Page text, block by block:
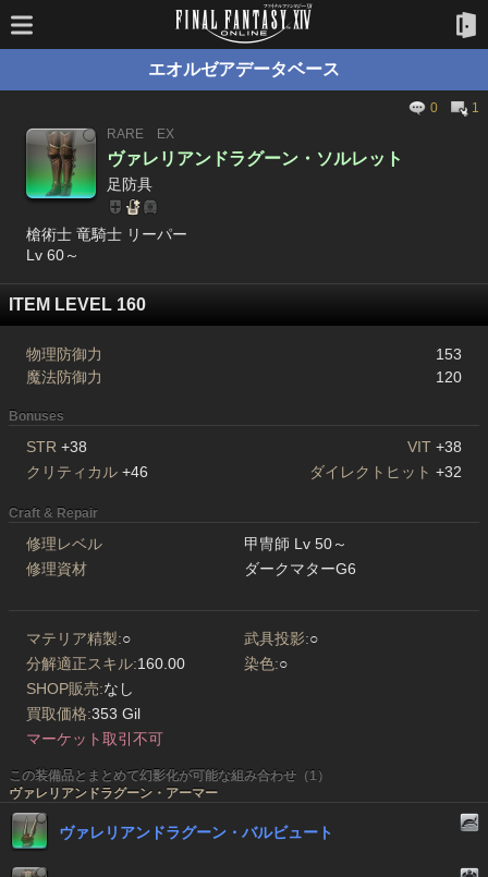
エオルゼアデータベース
0
1
RARE
EX
ヴァレリアンドラグーン・ソルレット
足防具
槍術士 竜騎士 リーパー
Lv 60～
ITEM LEVEL 160
物理防御力
153
魔法防御力
120
Bonuses
STR +38 VIT +38
クリティカル +46 ダイレクトヒット +32
Craft & Repair
修理レベル
甲冑師 Lv 50～
修理資材
ダークマターG6
マテリア精製:○ 武具投影:○
分解適正スキル:160.00 染色:○
SHOP販売:なし
買取価格:353 Gil
マーケット取引不可
この装備品とまとめて幻影化が可能な組み合わせ（1）
ヴァレリアンドラグーン・アーマー
ヴァレリアンドラグーン・バルビュート